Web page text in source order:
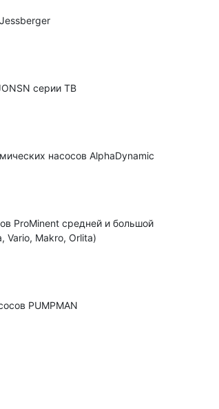
серии TB
насосов AlphaDynamic
ProMinent средней и большой
Vario, Makro, Orlita)
PUMPMAN